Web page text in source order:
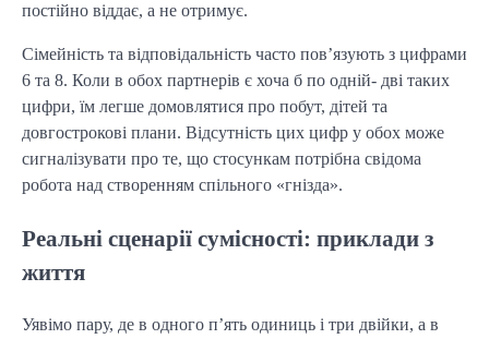
постійно віддає, а не отримує.
Сімейність та відповідальність часто пов’язують з цифрами
6 та 8. Коли в обох партнерів є хоча б по одній- дві таких
цифри, їм легше домовлятися про побут, дітей та
довгострокові плани. Відсутність цих цифр у обох може
сигналізувати про те, що стосункам потрібна свідома
робота над створенням спільного «гнізда».
Реальні сценарії сумісності: приклади з
життя
Уявімо пару, де в одного п’ять одиниць і три двійки, а в